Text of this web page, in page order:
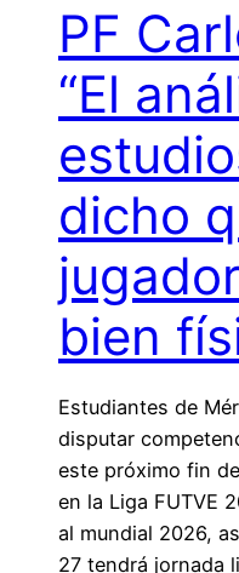
PF
“El
dicho
bien
Estudiantes de
disputar
este próximo fin
en la Liga FUTVE
al mundial 2026,
27 tendrá jornada